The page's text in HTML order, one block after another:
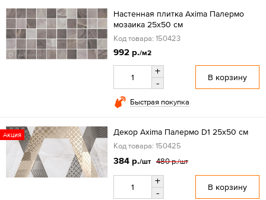
Настенная плитка Axima Палермо
мозаика 25x50 см
Код товара: 150423
992 р./м2
+
-
В корзину
Быстрая покупка
Акция Декор Axima Палермо D1 25x50 см
Код товара: 150425
384 р./шт 480 р./шт
+
-
В корзину